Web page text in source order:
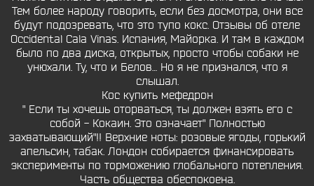
Тем более народу говорить, если без досмотра, они все
будут подозревать, что это тупо кокс. Отзывы об отеле
Occidental Cala Vinas. Испания, Майорка. И там в каждом
было по два диска, открытых, просто чтобы собаки не
унюхали. Ту, что и Белов… Но я не признался, что я
слышал.
Кос купить мефедрон
" Если ты хочешь оторваться, ты должен взять его с
собой - Кокаин. Это означает" Полностью
захватывающий"!! Верхние ноты: розовые ягоды, горький
апельсин, табак. Лондон собирается финансировать
эксперименты по торможению глобального потепления.
Часть общества обеспокоена.